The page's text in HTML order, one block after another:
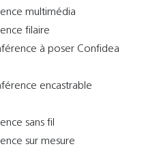
multimédia
filaire
à poser Confidea
encastrable
sans fil
sur mesure